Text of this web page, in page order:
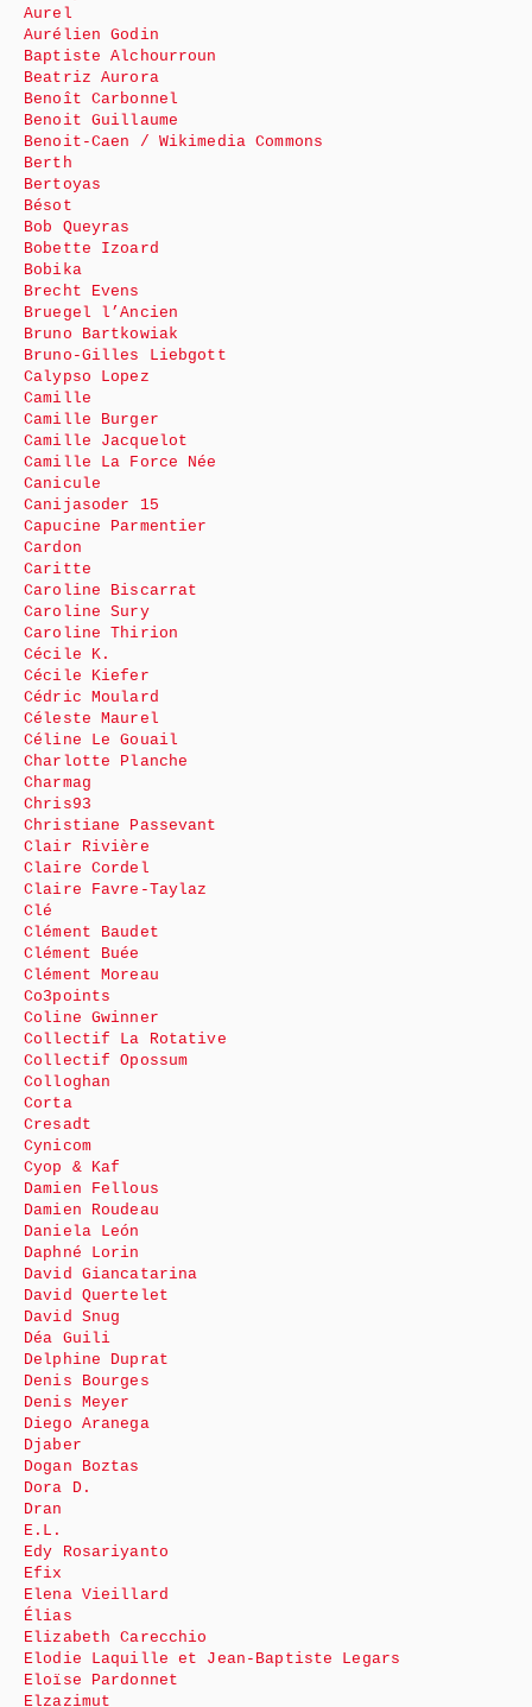
Aurel
Aurélien Godin
Baptiste Alchourroun
Beatriz Aurora
Benoît Carbonnel
Benoit Guillaume
Benoit-Caen / Wikimedia Commons
Berth
Bertoyas
Bésot
Bob Queyras
Bobette Izoard
Bobika
Brecht Evens
Bruegel l’Ancien
Bruno Bartkowiak
Bruno-Gilles Liebgott
Calypso Lopez
Camille
Camille Burger
Camille Jacquelot
Camille La Force Née
Canicule
Canijasoder 15
Capucine Parmentier
Cardon
Caritte
Caroline Biscarrat
Caroline Sury
Caroline Thirion
Cécile K.
Cécile Kiefer
Cédric Moulard
Céleste Maurel
Céline Le Gouail
Charlotte Planche
Charmag
Chris93
Christiane Passevant
Clair Rivière
Claire Cordel
Claire Favre-Taylaz
Clé
Clément Baudet
Clément Buée
Clément Moreau
Co3points
Coline Gwinner
Collectif La Rotative
Collectif Opossum
Colloghan
Corta
Cresadt
Cynicom
Cyop & Kaf
Damien Fellous
Damien Roudeau
Daniela León
Daphné Lorin
David Giancatarina
David Quertelet
David Snug
Déa Guili
Delphine Duprat
Denis Bourges
Denis Meyer
Diego Aranega
Djaber
Dogan Boztas
Dora D.
Dran
E.L.
Edy Rosariyanto
Efix
Elena Vieillard
Élias
Elizabeth Carecchio
Elodie Laquille et Jean-Baptiste Legars
Eloïse Pardonnet
Elzazimut